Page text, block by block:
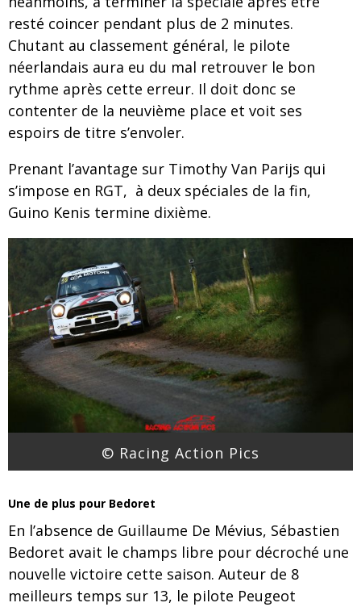
resté coincer pendant plus de 2 minutes.
Chutant au classement général, le pilote
néerlandais aura eu du mal retrouver le bon
rythme après cette erreur. Il doit donc se
contenter de la neuvième place et voit ses
espoirs de titre s’envoler.
Prenant l’avantage sur Timothy Van Parijs qui
s’impose en RGT, à deux spéciales de la fin,
Guino Kenis termine dixième.
© Racing Action Pics
Une de plus pour Bedoret
En l’absence de Guillaume De Mévius, Sébastien
Bedoret avait le champs libre pour décroché une
nouvelle victoire cette saison. Auteur de 8
meilleurs temps sur 13, le pilote Peugeot